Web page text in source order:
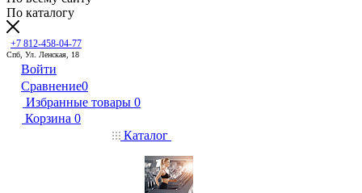
По каталогу
+7 812-458-04-77
Спб, Ул. Ленская, 18
Войти
Сравнение0
Избранные товары 0
Корзина 0
Каталог